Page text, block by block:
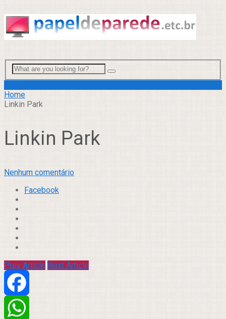
Home
Linkin Park
Linkin Park
Nenhum comentário
Facebook
Prev Article Next Article
Facebook